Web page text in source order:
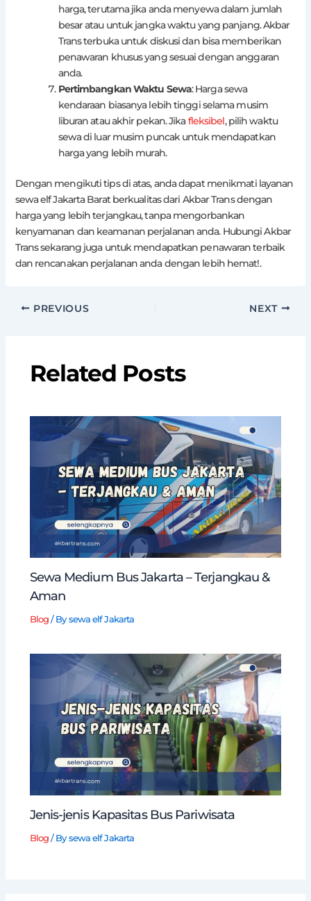
harga, terutama jika anda menyewa dalam jumlah
besar atau untuk jangka waktu yang panjang. Akbar
Trans terbuka untuk diskusi dan bisa memberikan
penawaran khusus yang sesuai dengan anggaran
anda.
Pertimbangkan Waktu Sewa: Harga sewa
kendaraan biasanya lebih tinggi selama musim
liburan atau akhir pekan. Jikafleksibel, pilih waktu
sewa di luar musim puncak untuk mendapatkan
harga yang lebih murah.
Dengan mengikuti tips di atas, anda dapat menikmati layanan
sewa elf Jakarta Barat berkualitas dari Akbar Trans dengan
harga yang lebih terjangkau, tanpa mengorbankan
kenyamanan dan keamanan perjalanan anda. Hubungi Akbar
Trans sekarang juga untuk mendapatkan penawaran terbaik
dan rencanakan perjalanan anda dengan lebih hemat!.
PREVIOUS NEXT
Related Posts
Sewa Medium Bus Jakarta – Terjangkau &
Aman
Blog/ By sewa elf Jakarta
Jenis-jenis Kapasitas Bus Pariwisata
Blog/ By sewa elf Jakarta